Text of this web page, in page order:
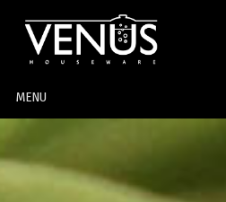
MENU